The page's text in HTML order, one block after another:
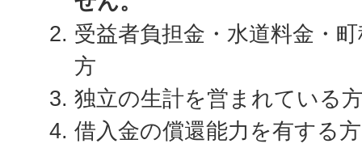
受益者負担金・水道料金・
方
独立の生計を営まれている
借入金の償還能力を有する方